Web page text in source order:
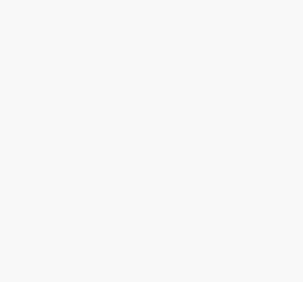
über den gelungenen Flegeldruschwettbewerb,
Bürgermeister Silvio Renger, wie Markersdorf dank Vertrauen,